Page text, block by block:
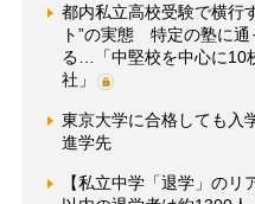
都内私立高校受験で横行
ト”の実態 特定の塾に通
る…「中堅校を中心に10
社」
東京大学に合格しても入
進学先
【私立中学「退学」の